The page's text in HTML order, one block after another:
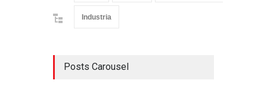
Industria
Posts Carousel